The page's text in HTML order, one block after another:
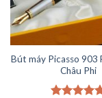
Bút máy Picasso 903
Châu Phi